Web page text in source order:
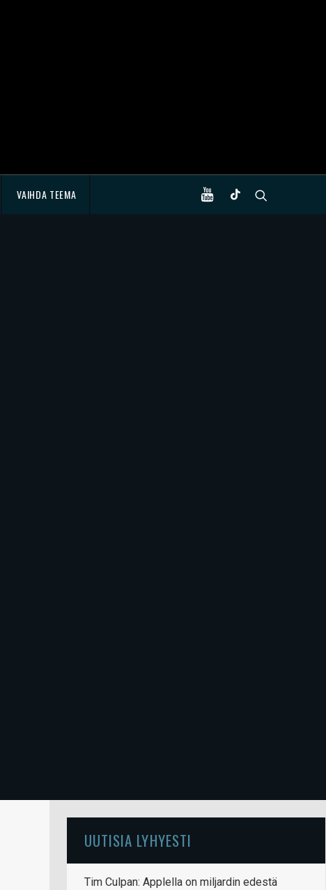
VAIHDA TEEMA
UUTISIA LYHYESTI
Tim Culpan: Applella on miljardin edestä